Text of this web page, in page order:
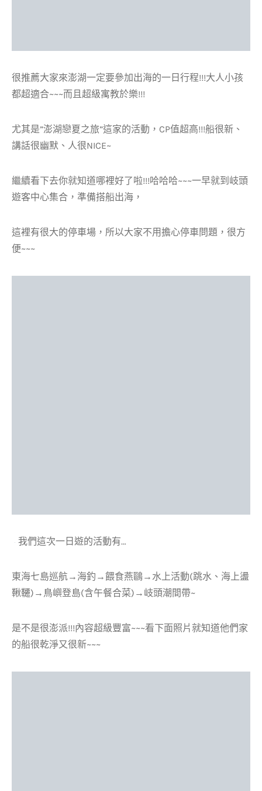
很推薦大家來澎湖一定要參加出海的一日行程!!!大人小孩
都超適合~~~而且超級寓教於樂!!!
尤其是”澎湖戀夏之旅”這家的活動，CP值超高!!!船很新、
講話很幽默、人很NICE~
繼續看下去你就知道哪裡好了啦!!!哈哈哈~~~一早就到岐頭
遊客中心集合，準備搭船出海，
這裡有很大的停車場，所以大家不用擔心停車問題，很方
便~~~
我們這次一日遊的活動有…
東海七島巡航→海釣→餵食燕鷗→水上活動(跳水、海上盪
鞦韆)→鳥嶼登島(含午餐合菜)→岐頭潮間帶~
是不是很澎派!!!內容超級豐富~~~看下面照片就知道他們家
的船很乾淨又很新~~~